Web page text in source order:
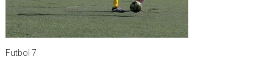
Futbol 7